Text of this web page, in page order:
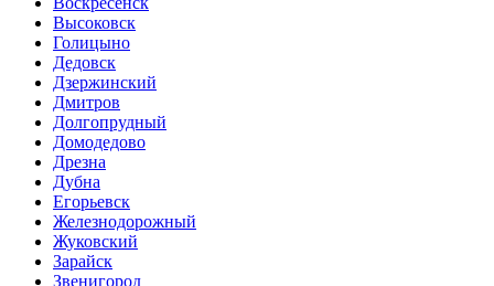
Высоковск
Голицыно
Дедовск
Дзержинский
Дмитров
Долгопрудный
Домодедово
Дрезна
Дубна
Егорьевск
Железнодорожный
Жуковский
Зарайск
Звенигород